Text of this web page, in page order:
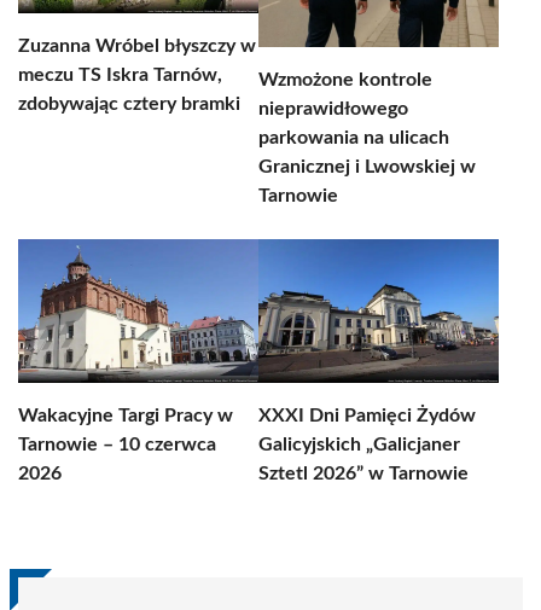
Zuzanna Wróbel błyszczy w
meczu TS Iskra Tarnów,
zdobywając cztery bramki
Wzmożone kontrole
nieprawidłowego
parkowania na ulicach
Granicznej i Lwowskiej w
Tarnowie
Wakacyjne Targi Pracy w
Tarnowie – 10 czerwca
2026
XXXI Dni Pamięci Żydów
Galicyjskich „Galicjaner
Sztetl 2026” w Tarnowie